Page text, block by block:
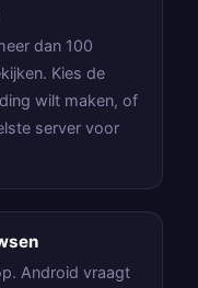
dan 100
Kies de
wilt maken, of
server voor
Android vraagt